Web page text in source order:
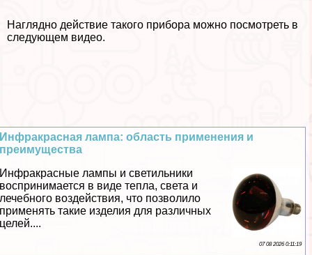
Наглядно действие такого прибора можно посмотреть в
следующем видео.
Инфpaкрасная лампа: область применения и
преимущества
Инфpaкрасные лампы и светильники
воспринимается в виде тепла, света и
лечебного воздействия, что позволило
применять такие изделия для различных
целей....
07 08 2026 0:11:19